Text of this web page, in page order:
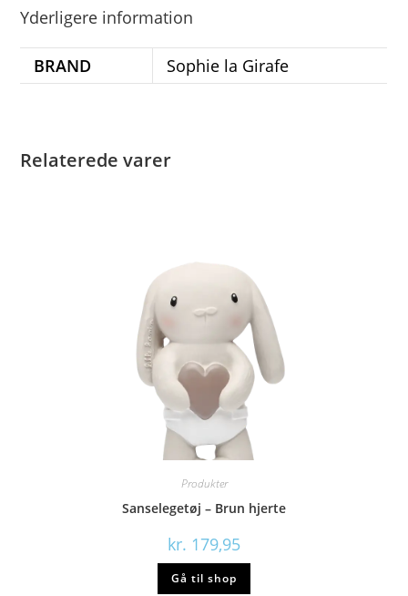
Yderligere information
BRAND Sophie la Girafe
Relaterede varer
Produkter
Sanselegetøj – Brun hjerte
kr. 179,95
Gå til shop